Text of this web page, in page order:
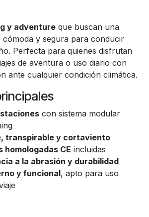
y adventure que buscan una
cómoda y segura para conducir
Perfecta para quienes disfrutan
de aventura o uso diario con
ante cualquier condición climática.
con sistema modular
transpirable y cortaviento
homologadas CE incluidas
a la abrasión y durabilidad
y funcional, apto para uso